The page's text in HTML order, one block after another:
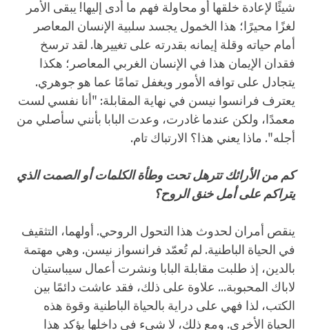
شيئًا لإعادة خلقها أو محاولة فهم ما أدى إليها! يبقى الأمر
لغزًا محيرًا؛ هذا الخمول يجسد سلبية الإنسان المعاصر
أمام حياته وقلة إيمانه بقدرته على تغييرها. لقد ترسخ
فقدان الإيمان هذا في الإنسان الغربي المعاصر؛ هكذا
يتجادل على توافه الأمور ويغفل تمامًا عما هو جوهري.
يعترف فرانسوا نيسن في نهاية المقابلة: "أنا نفسي لست
معمدًا، ولكن عندما غادرت، وعدت البابا بأنني سأصلي من
أجله". ماذا يعني هذا؟ الارتباك تام.
كم من الأرائك تترهل تحت وطأة الكلمات أو الصمت الذي
يتراكم على أمل خنق الروح؟
ينقص أمران لحدوث هذا التحول الروحي. أولهما، التثقيف
في الحياة الباطنية. لم تُعمّد فرانسواز نيسن. وهي مهتمة
بالدين، إذ طلبت مقابلة البابا ونشرت أعمال سيباستيان
لاباك المحبوبة... علاوة على ذلك، فقد عاشت دائمًا بين
الكتب، لذا فهي على دراية بالحياة الباطنية وقوة هذه
الحياة الأخرى. ومع ذلك، لا شيء في داخلها يؤكد هذا